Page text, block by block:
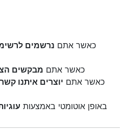
כאשר אתם נרשמים
כאשר אתם מבקשים
כאשר אתם יוצרים איתנו קשר
באופן אוטומטי באמצעות